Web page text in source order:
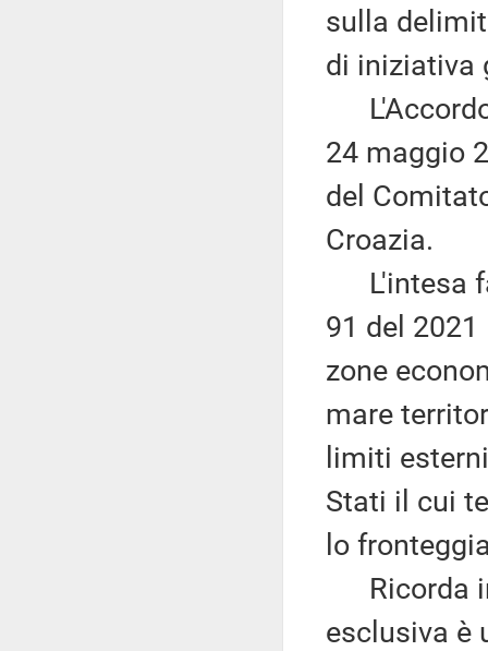
sulla
di iniziativa
24 maggio
del
Croazia.
L'intesa
91 del
zone
mare
limiti
Stati il cui
lo
Ricorda
esclusiva è